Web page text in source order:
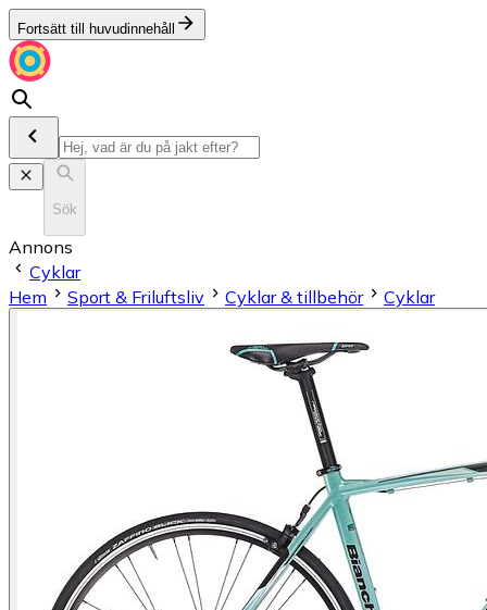
Fortsätt till huvudinnehåll
Sök
Annons
Cyklar
Hem
Sport & Friluftsliv Cyklar & tillbehör Cyklar